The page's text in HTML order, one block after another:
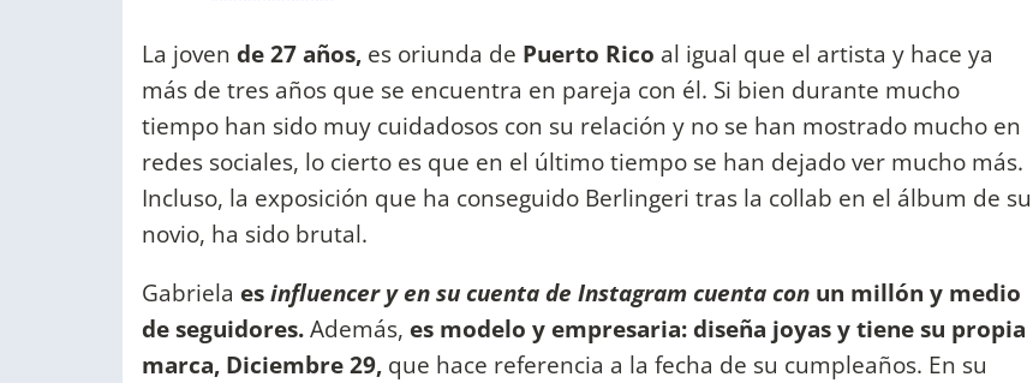
La joven de 27 años, es oriunda de Puerto Rico al igual que el artista y hace ya
más de tres años que se encuentra en pareja con él. Si bien durante mucho
tiempo han sido muy cuidadosos con su relación y no se han mostrado mucho en
redes sociales, lo cierto es que en el último tiempo se han dejado ver mucho más.
Incluso, la exposición que ha conseguido Berlingeri tras la collab en el álbum de su
novio, ha sido brutal.
Gabriela esinfluencer y en su cuenta de Instagram cuenta con un millón y medio
de seguidores.Además, es modelo y empresaria: diseña joyas y tiene su propia
marca, Diciembre 29, que hace referencia a la fecha de su cumpleaños. En su